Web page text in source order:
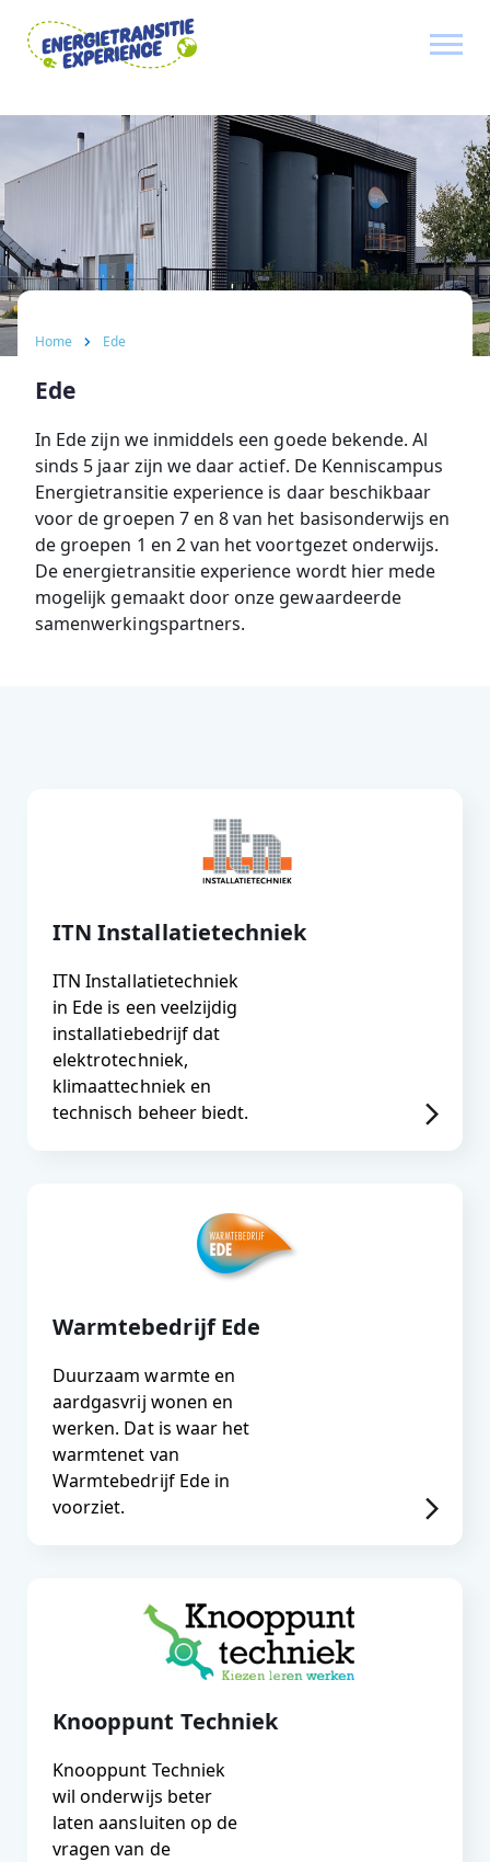
Home
Beleef de energietransitie
Amersfoort
Nieuws
Contact
Home Ede
Ede
In Ede zijn we inmiddels een goede bekende. Al
sinds 5 jaar zijn we daar actief. De Kenniscampus
Energietransitie experience is daar beschikbaar
voor de groepen 7 en 8 van het basisonderwijs en
de groepen 1 en 2 van het voortgezet onderwijs.
De energietransitie experience wordt hier mede
mogelijk gemaakt door onze gewaardeerde
samenwerkingspartners.
ITN Installatietechniek
ITN Installatietechniek
in Ede is een veelzijdig
installatiebedrijf dat
elektrotechniek,
klimaattechniek en
technisch beheer biedt.
Warmtebedrijf Ede
Duurzaam warmte en
aardgasvrij wonen en
werken. Dat is waar het
warmtenet van
Warmtebedrijf Ede in
voorziet.
Knooppunt Techniek
Knooppunt Techniek
wil onderwijs beter
laten aansluiten op de
vragen van de